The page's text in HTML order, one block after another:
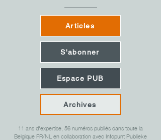
Articles
S'abonner
Espace PUB
Archives
11 ans d'expertise, 56 numéros publiés dans toute la
Belgique FR/NL en collaboration avec Infopunt Publieke